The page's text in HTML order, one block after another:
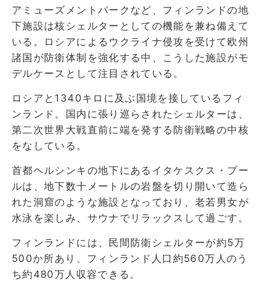
アミューズメントパークなど、フィンランドの地
下施設は核シェルターとしての機能を兼ね備えて
いる。ロシアによるウクライナ侵攻を受けて欧州
諸国が防衛体制を強化する中、こうした施設がモ
デルケースとして注目されている。
ロシアと1340キロに及ぶ国境を接しているフィ
ンランド。国内に張り巡らされたシェルターは、
第二次世界大戦直前に端を発する防衛戦略の中核
をなしている。
首都ヘルシンキの地下にあるイタケスクス・プー
ルは、地下数十メートルの岩盤を切り開いて造ら
れた洞窟のような施設となっており、老若男女が
水泳を楽しみ、サウナでリラックスして過ごす。
フィンランドには、民間防衛シェルターが約5万
500か所あり、フィンランド人口約560万人のう
ち約480万人収容できる。